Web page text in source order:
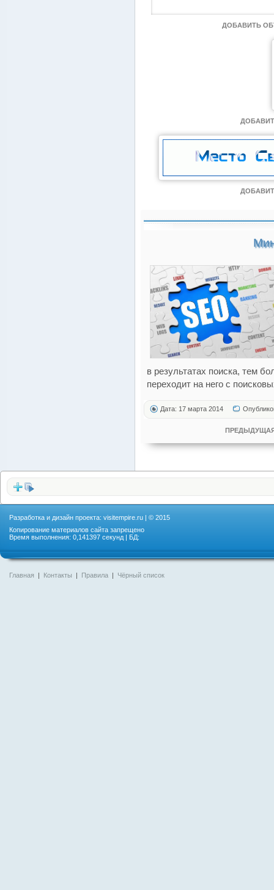
ДОБАВИТЬ
в результатах поиска, тем
переходит на него с
Дата: 17 марта 2014
Разработка и дизайн проекта: visitempire.ru | © 2015
Копирование материалов сайта запрещено
Время выполнения: 0,141397 секунд | БД:
Главная | Контакты | Правила | Чёрный список